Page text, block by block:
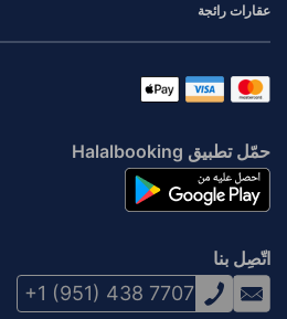
عقارات رائجة
حمّل تطبيق Halalbooking
اتّصِل بنا
+1 (951) 438 7707